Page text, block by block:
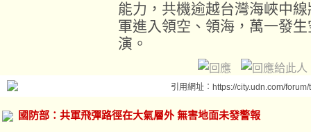
能力，共機逾越台灣海峽中
軍進入領空、領海，萬一發
演。
引用網址：https://city.udn.com/
國防部：共軍飛彈路徑在大氣層外 無害地面未發警報